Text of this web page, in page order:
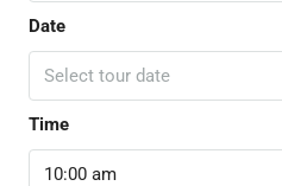
Date
Select tour date
Time
10:00 am